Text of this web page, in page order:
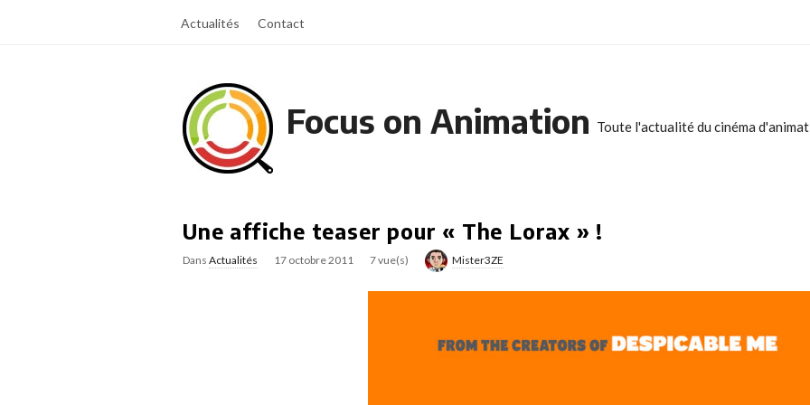
Actualités Contact
Focus on Animation Toute l'actualité du cinéma
Une affiche teaser pour « The Lorax » !
Dans Actualités 17 octobre 2011 7 vue(s) Mister3ZE